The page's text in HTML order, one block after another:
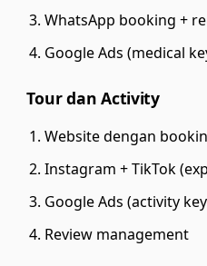
WhatsApp booking +
Google Ads (medical
Tour dan Activity
Website dengan
Instagram + TikTok
Google Ads (activity
Review management